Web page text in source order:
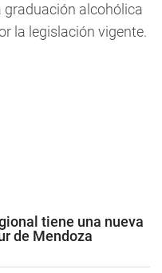
alcohólica
la legislación vigente.
tiene una nueva
de Mendoza